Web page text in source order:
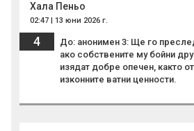
Хала Пеньо
02:47 | 13 юни 2026 г.
4
До: анонимен 3: Ще го
ако собствените му бойни
изядат добре опечен, както
изконните ватни ценности.